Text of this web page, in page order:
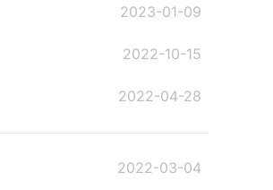
2023-01-09
2022-10-15
2022-04-28
2022-03-04